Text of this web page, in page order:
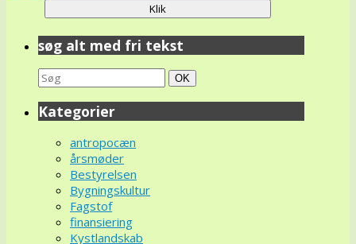
søg alt med fri tekst
Search
for:
Søg
OK
Kategorier
antropocæn
årsmøder
Bestyrelsen
Bygningskultur
Fagstof
finansiering
Kystlandskab